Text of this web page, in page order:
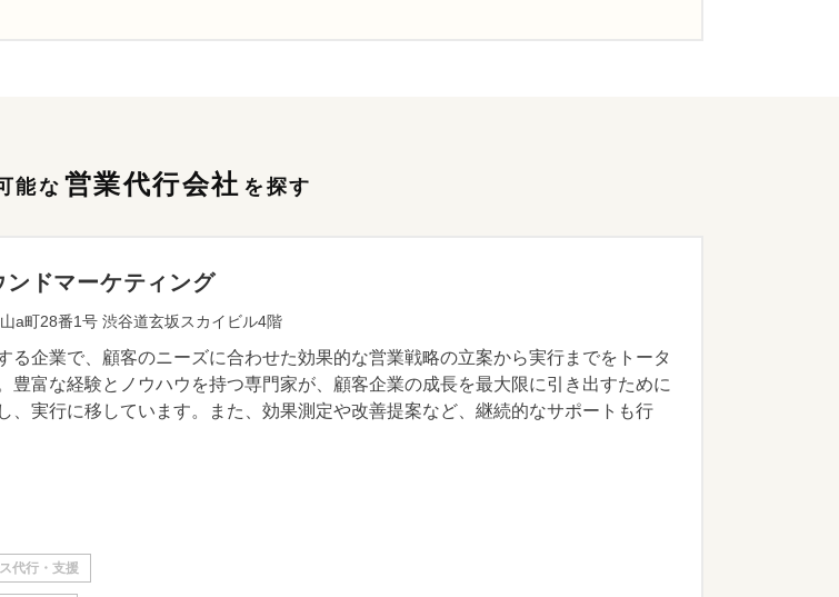
能な 営業代行会社 を探す
ドマーケティング
a町28番1号 渋谷道玄坂スカイビル4階
る企業で、顧客のニーズに合わせた効果的な営業戦略の立案から実行までをトータ
豊富な経験とノウハウを持つ専門家が、顧客企業の成長を最大限に引き出すために
、実行に移しています。また、効果測定や改善提案など、継続的なサポートも行
代行・支援